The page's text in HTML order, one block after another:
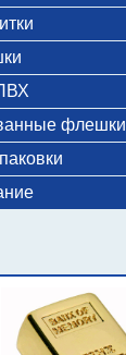
флешки